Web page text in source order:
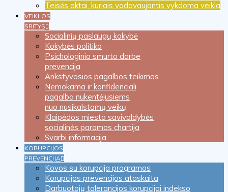
Teisės aktai, kuriais vadovaujantis vykdoma veikla
VEIKLOS
SRITYS
Socialinių paslaugų kokybė
Kokybės politika
Psichologinio smurto darbe
prevencija
Ankstyvosios pagalbos teikimas
Nemokama ir konfidenciali
pagalba nukentėjusiems
nuo nusikalstamų veikų
Klaipėdos miesto savivaldybės
socialinės paramos chartija
Svarbi informacija
KORUPCIJOS
PREVENCIJA
Kovos su korupcija programos
Korupcijos prevencijos ataskaita
Darbuotojų tolerancijos korupcijai indekso